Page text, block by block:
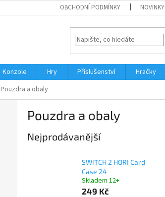
OBCHODNÍ PODMÍNKY NOVINKY
Konzole Hry Příslušenství Hračky
Pouzdra a obaly
Pouzdra a obaly
Nejprodávanější
SWITCH 2 HORI Card
Case 24
Skladem 12+
249 Kč